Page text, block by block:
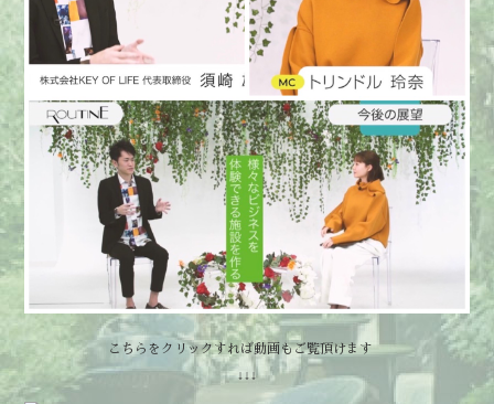
こちらをクリックすれば動画もご覧頂けます
↓↓↓